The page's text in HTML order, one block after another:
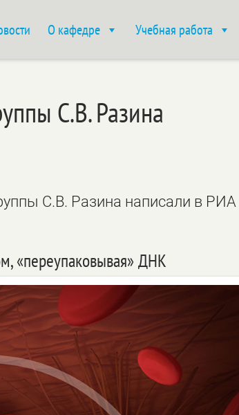
О кафедре Учебная работа
С.В. Разина
С.В. Разина написали в РИА
«переупаковывая» ДНК